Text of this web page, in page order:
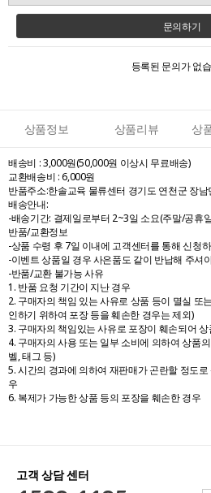
문의하기
등록된 문의가 없
상품정보 상품리뷰 상
배송비 : 3,000원(50,000원 이상시 무료배송)
교환배송비 : 6,000원
반품주소:한솔교육 물류센터 경기도 연천군 장
배송안내:
-배송기간: 결제일로부터 2~3일 소요(주말/공휴
반품/교환정보
-상품 수령 후 7일 이내에 고객센터를 통해 신청
-이벤트 상품일 경우 사은품도 같이 반납해 주셔
-반품/교환 불가능 사유
1. 반품 요청 기간이 지난 경우
2. 구매자의 책임 있는 사유로 상품 등이 멸실 또
인하기 위하여 포장 등을 훼손한 경우는 제외)
3. 구매자의 책임있는 사유로 포장이 훼손되어
4. 구매자의 사용 또는 일부 소비에 의하여 상품
벨, 태그 등)
5. 시간의 경과에 의하여 재판매가 곤란할 정도
우
6. 복제가 가능한 상품 등의 포장을 훼손한 경우
고객 상담 센터